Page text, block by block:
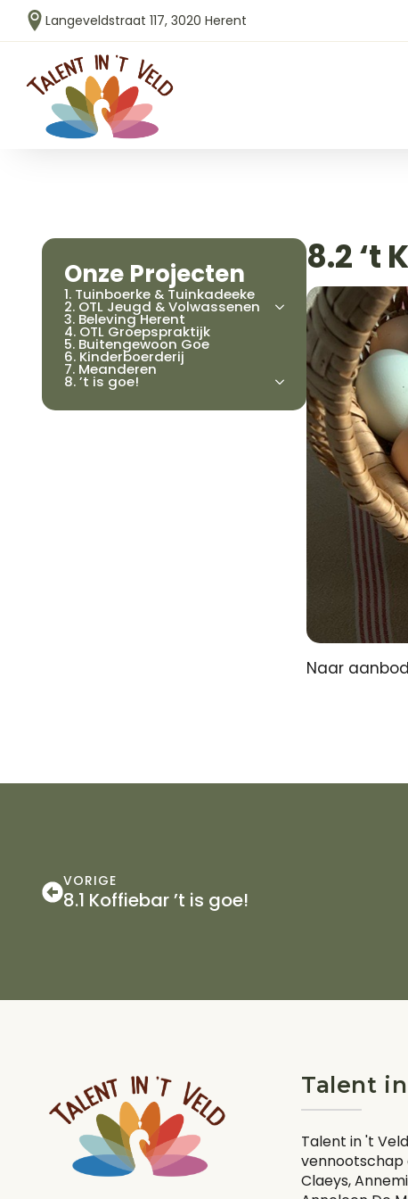
Langeveldstraat 117, 3020 Herent
Onze Projecten
1. Tuinboerke & Tuinkadeeke
2. OTL Jeugd & Volwassenen
3. Beleving Herent
4. OTL Groepspraktijk
5. Buitengewoon Goe
6. Kinderboerderij
7. Meanderen
8. ’t is goe!
8.2 ‘t
Naar
VORIGE
8.1 Koffiebar ’t is goe!
Talent
Talent in 't
vennootschap
Claeys,